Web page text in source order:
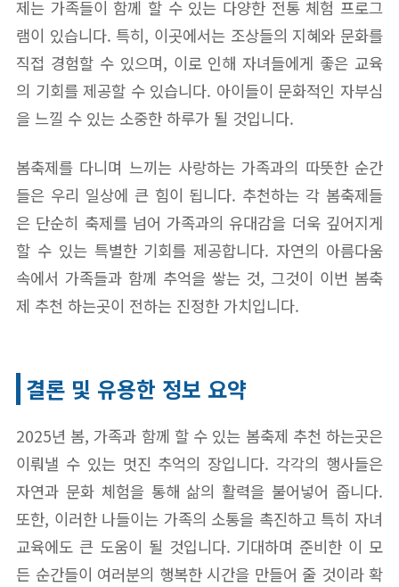
제는 가족들이 함께 할 수 있는 다양한 전통 체험 프로그
램이 있습니다. 특히, 이곳에서는 조상들의 지혜와 문화를
직접 경험할 수 있으며, 이로 인해 자녀들에게 좋은 교육
의 기회를 제공할 수 있습니다. 아이들이 문화적인 자부심
을 느낄 수 있는 소중한 하루가 될 것입니다.
봄축제를 다니며 느끼는 사랑하는 가족과의 따뜻한 순간
들은 우리 일상에 큰 힘이 됩니다. 추천하는 각 봄축제들
은 단순히 축제를 넘어 가족과의 유대감을 더욱 깊어지게
할 수 있는 특별한 기회를 제공합니다. 자연의 아름다움
속에서 가족들과 함께 추억을 쌓는 것, 그것이 이번 봄축
제 추천 하는곳이 전하는 진정한 가치입니다.
결론 및 유용한 정보 요약
2025년 봄, 가족과 함께 할 수 있는 봄축제 추천 하는곳은
이뤄낼 수 있는 멋진 추억의 장입니다. 각각의 행사들은
자연과 문화 체험을 통해 삶의 활력을 불어넣어 줍니다.
또한, 이러한 나들이는 가족의 소통을 촉진하고 특히 자녀
교육에도 큰 도움이 될 것입니다. 기대하며 준비한 이 모
든 순간들이 여러분의 행복한 시간을 만들어 줄 것이라 확